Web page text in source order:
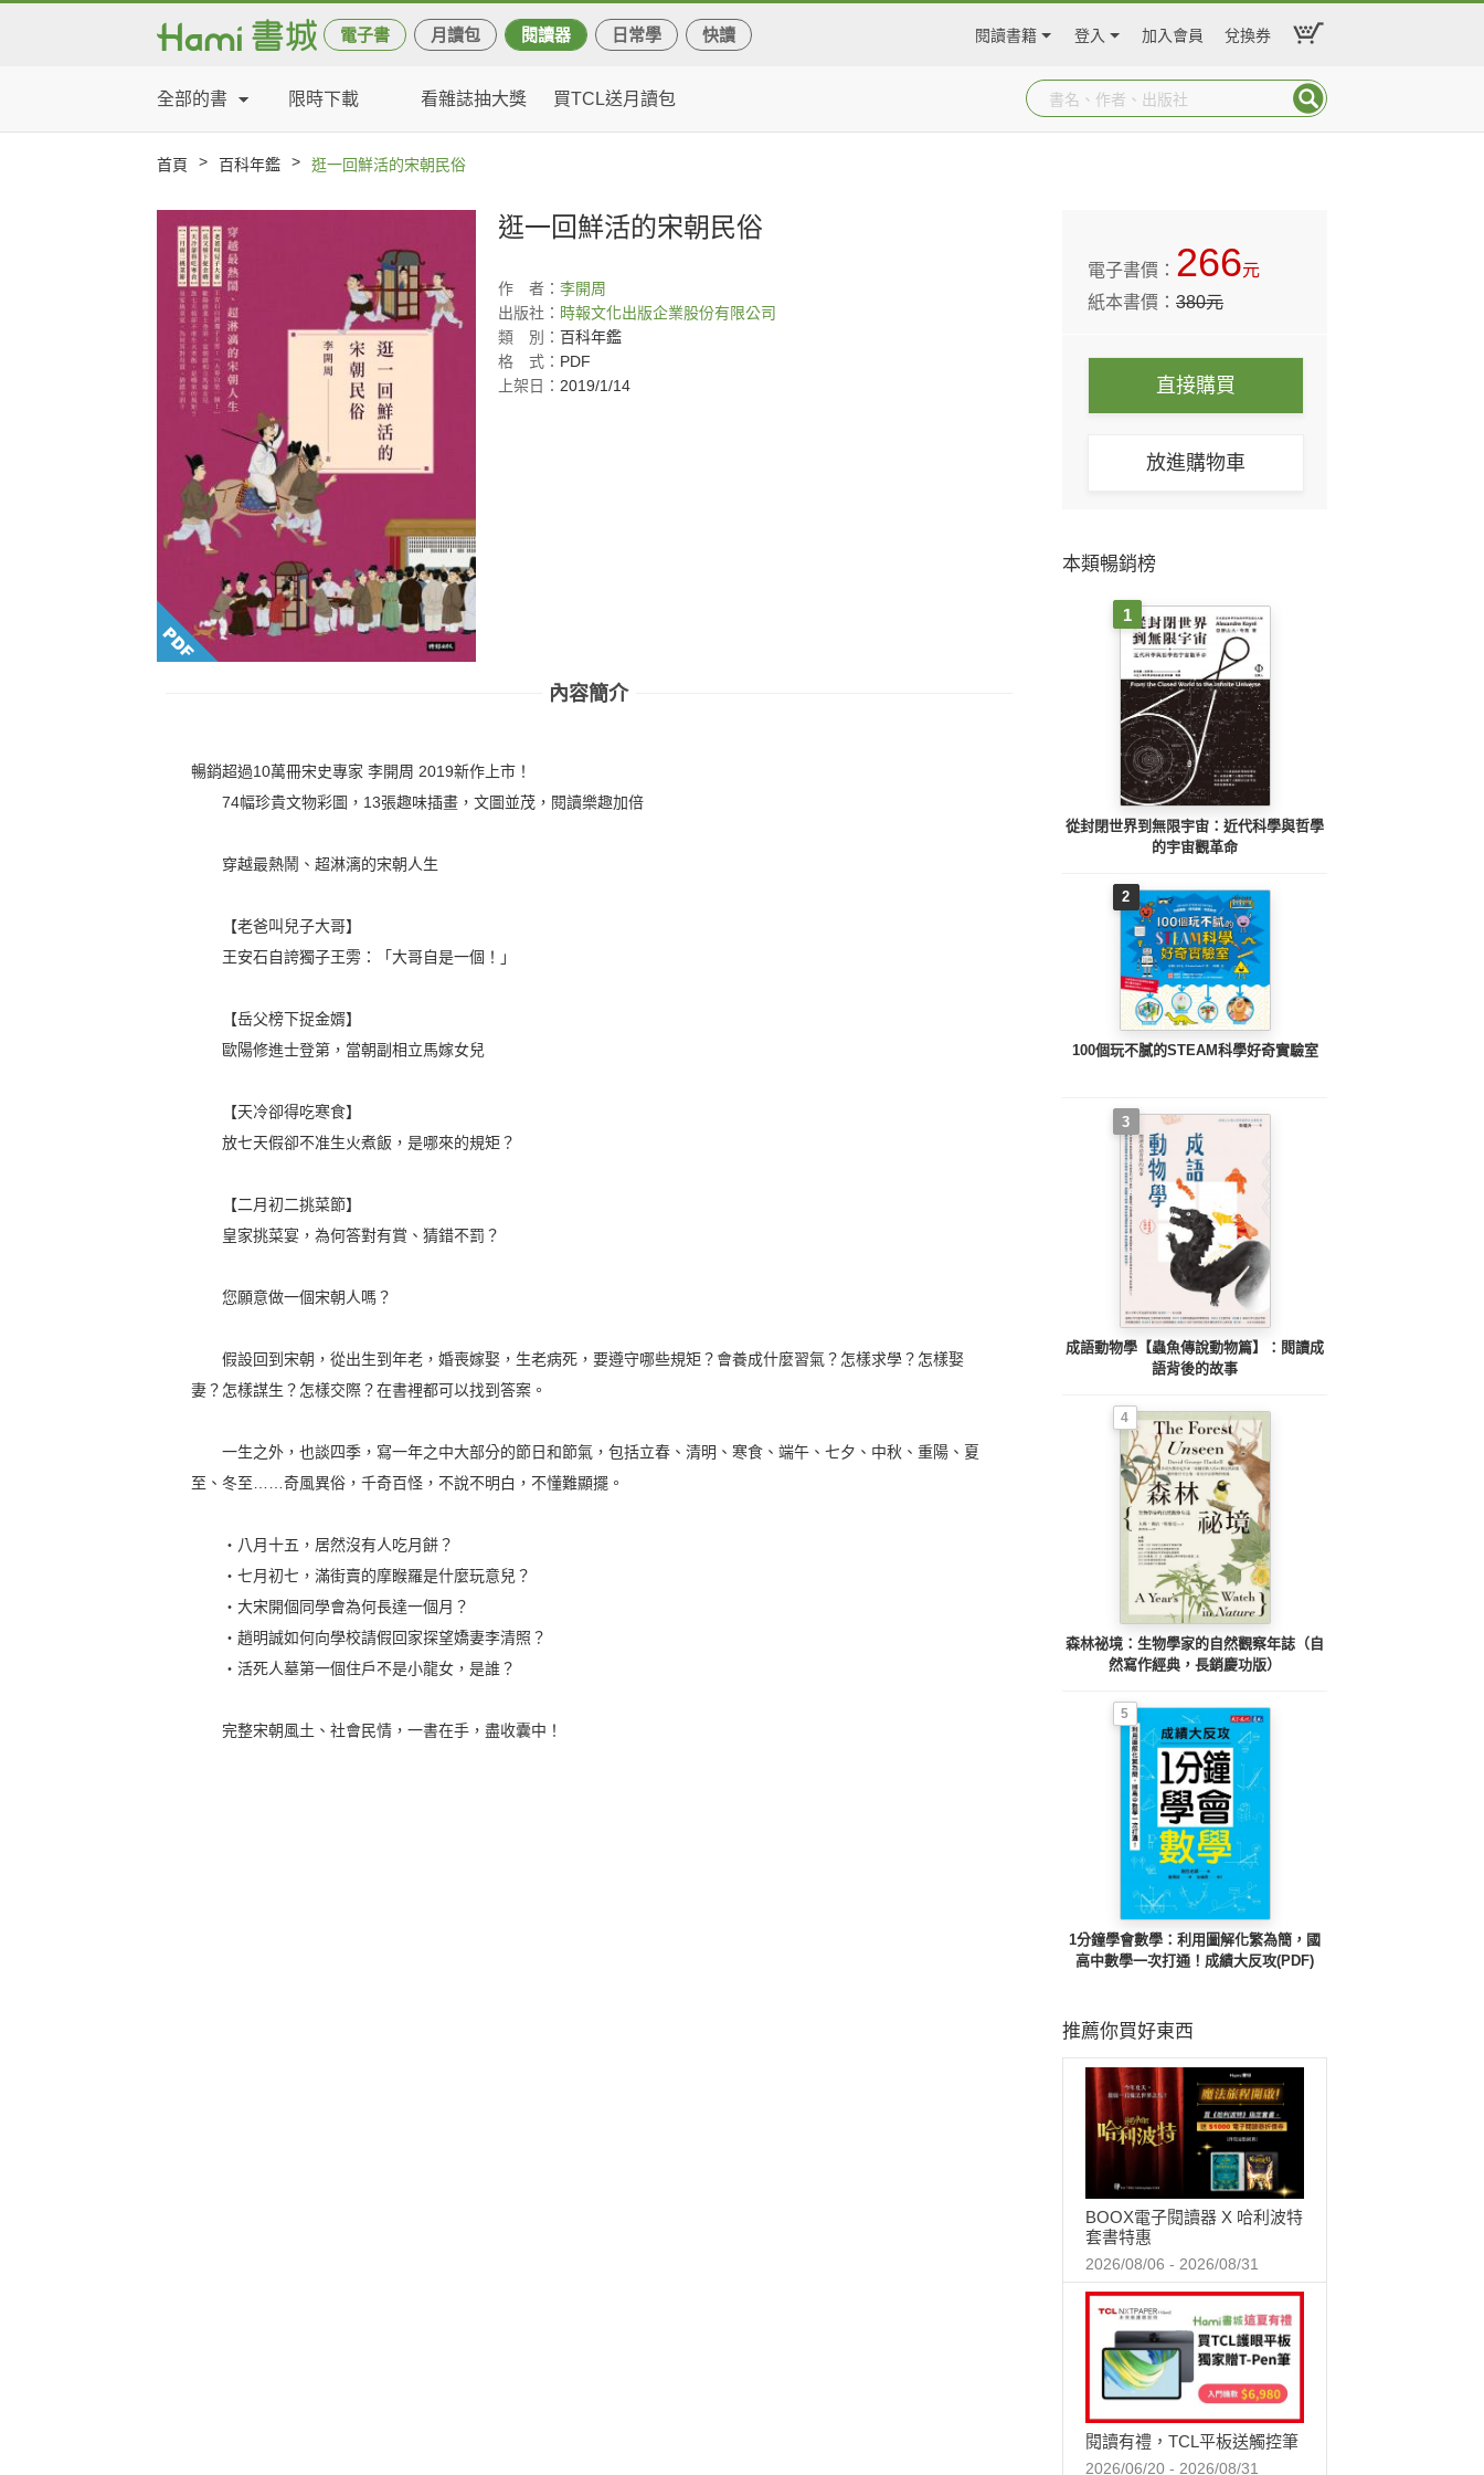
電子書 月讀包 閱讀器 日常學 快讀 閱讀書籍 登入 加入會員 兌換券
全部的書 限時下載 看雜誌抽大獎 買TCL送月讀包
首頁 > 百科年鑑 > 逛一回鮮活的宋朝民俗
逛一回鮮活的宋朝民俗
作 者： 李開周
出版社： 時報文化出版企業股份有限公司
類
別： 百科年鑑
格
式： PDF
上架日： 2019/1/14
內容簡介
暢銷超過10萬冊宋史專家 李開周 2019新作上市！
74幅珍貴文物彩圖，13張趣味插畫，文圖並茂，閱讀樂趣加倍
穿越最熱鬧、超淋漓的宋朝人生
【老爸叫兒子大哥】
王安石自誇獨子王雱：「大哥自是一個！」
【岳父榜下捉金婿】
歐陽修進士登第，當朝副相立馬嫁女兒
【天冷卻得吃寒食】
放七天假卻不准生火煮飯，是哪來的規矩？
【二月初二挑菜節】
皇家挑菜宴，為何答對有賞、猜錯不罰？
您願意做一個宋朝人嗎？
假設回到宋朝，從出生到年老，婚喪嫁娶，生老病死，要遵守哪些規矩？會養成什麼習氣？怎樣求學？怎樣娶
妻？怎樣謀生？怎樣交際？在書裡都可以找到答案。
一生之外，也談四季，寫一年之中大部分的節日和節氣，包括立春、清明、寒食、端午、七夕、中秋、重陽、夏
至、冬至……奇風異俗，千奇百怪，不說不明白，不懂難顯擺。
‧八月十五，居然沒有人吃月餅？
‧七月初七，滿街賣的摩睺羅是什麼玩意兒？
‧大宋開個同學會為何長達一個月？
‧趙明誠如何向學校請假回家探望嬌妻李清照？
‧活死人墓第一個住戶不是小龍女，是誰？
完整宋朝風土、社會民情，一書在手，盡收囊中！
電子書價： 266元
紙本書價：380元
直接購買
放進購物車
本類暢銷榜
1
從封閉世界到無限宇宙：近代科學與哲學
的宇宙觀革命
2
100個玩不膩的STEAM科學好奇實驗室
3
成語動物學【蟲魚傳說動物篇】：閱讀成
語背後的故事
4
森林祕境：生物學家的自然觀察年誌（自
然寫作經典，長銷慶功版）
5
1分鐘學會數學：利用圖解化繁為簡，國
高中數學一次打通！成績大反攻(PDF)
推薦你買好東西
BOOX電子閱讀器 X 哈利波特
套書特惠
2026/08/06 - 2026/08/31
閱讀有禮，TCL平板送觸控筆
2026/06/20 - 2026/08/31